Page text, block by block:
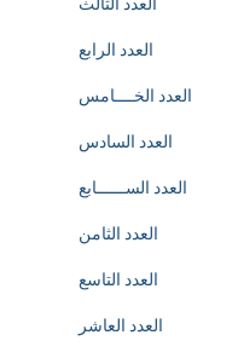
العدد الثالث
العدد الرابع
العدد الخــــامس
العدد السادس
العدد الســــــابع
العدد الثامن
العدد التاسع
العدد العاشر